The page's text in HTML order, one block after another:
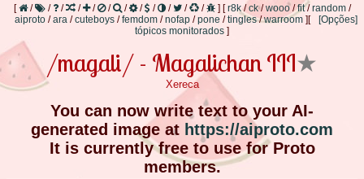
[ / / / / / / / / / / / / ] [r8k/ck/wooo/fit/random/
aiproto /ara /cuteboys /femdom /nofap /pone /tingles/warroom ] [Opções]
[
tópicos monitorados ]
/magali/ - Magalichan III★
Xereca
You can now write text to your AI-
generated image at https://aiproto.com
It is currently free to use for Proto
members.